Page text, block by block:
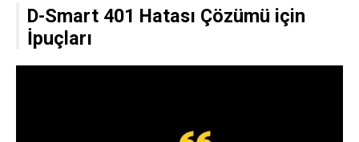
D-Smart 401 Hatası Çözümü için
İpuçları